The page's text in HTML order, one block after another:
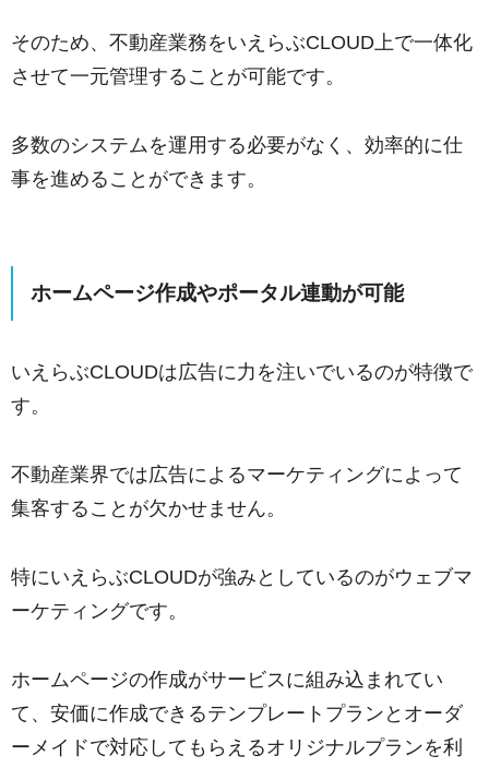
そのため、不動産業務をいえらぶCLOUD上で一体化
させて一元管理することが可能です。
多数のシステムを運用する必要がなく、効率的に仕
事を進めることができます。
ホームページ作成やポータル連動が可能
いえらぶCLOUDは広告に力を注いでいるのが特徴で
す。
不動産業界では広告によるマーケティングによって
集客することが欠かせません。
特にいえらぶCLOUDが強みとしているのがウェブマ
ーケティングです。
ホームページの作成がサービスに組み込まれてい
て、安価に作成できるテンプレートプランとオーダ
ーメイドで対応してもらえるオリジナルプランを利